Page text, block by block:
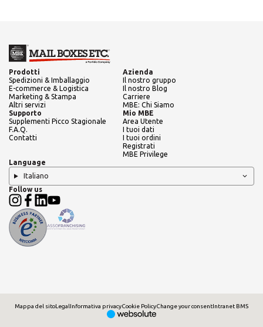
Prodotti
Spedizioni & Imballaggio
E-commerce & Logistica
Marketing & Stampa
Altri servizi
Azienda
Il nostro gruppo
Il nostro Blog
Carriere
MBE: Chi Siamo
Supporto
Supplementi Picco Stagionale
F.A.Q.
Contatti
Mio MBE
Area Utente
I tuoi dati
I tuoi ordini
Registrati
MBE Privilege
Language
Italiano
Follow us
Mappa del sitoLegalInformativa privacyCookie PolicyChange your consentIntranet BMS